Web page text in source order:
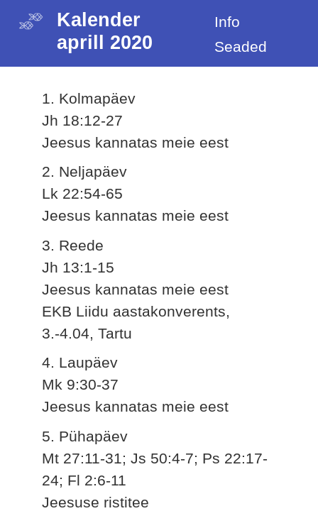
Kalender
aprill 2020
Info
Seaded
1. Kolmapäev
Jh 18:12-27
Jeesus kannatas meie eest
2. Neljapäev
Lk 22:54-65
Jeesus kannatas meie eest
3. Reede
Jh 13:1-15
Jeesus kannatas meie eest
EKB Liidu aastakonverents,
3.-4.04, Tartu
4. Laupäev
Mk 9:30-37
Jeesus kannatas meie eest
5. Pühapäev
Mt 27:11-31; Js 50:4-7; Ps 22:17-
24; Fl 2:6-11
Jeesuse ristitee